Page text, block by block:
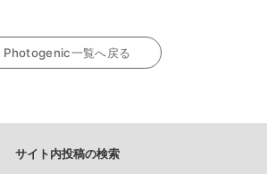
Photogenic一覧へ戻る
サイト内投稿の検索